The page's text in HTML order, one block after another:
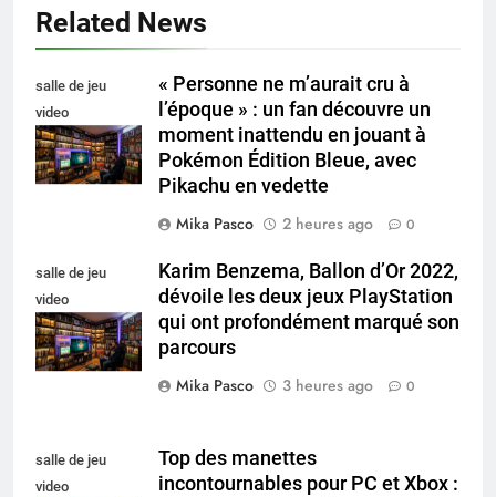
Related News
salle de jeu
video
collectionneur
« Personne ne m’aurait cru à
l’époque » : un fan découvre un
moment inattendu en jouant à
Pokémon Édition Bleue, avec
Pikachu en vedette
Mika Pasco
2 heures ago 0
salle de jeu
video
collectionneur
Karim Benzema, Ballon d’Or 2022,
dévoile les deux jeux PlayStation
qui ont profondément marqué son
parcours
Mika Pasco
3 heures ago 0
salle de jeu
video
Top des manettes
incontournables pour PC et Xbox :